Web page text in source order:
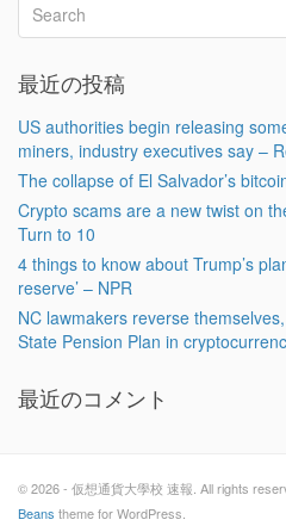
最近の投稿
US authorities begin releasing
miners, industry executives say –
The collapse of El Salvador’s
Crypto scams are a new twist on
Turn to 10
4 things to know about Trump’s
reserve’ – NPR
NC lawmakers reverse
State Pension Plan in
最近のコメント
© 2026 - 仮想通貨大學校 速報. All rights
Beans theme for WordPress.